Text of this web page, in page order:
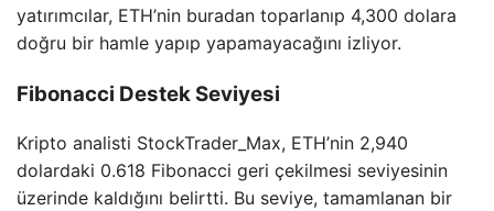
yatırımcılar, ETH’nin buradan toparlanıp 4,300 dolara
doğru bir hamle yapıp yapamayacağını izliyor.
Fibonacci Destek Seviyesi
Kripto analisti StockTrader_Max, ETH’nin 2,940
dolardaki 0.618 Fibonacci geri çekilmesi seviyesinin
üzerinde kaldığını belirtti. Bu seviye, tamamlanan bir